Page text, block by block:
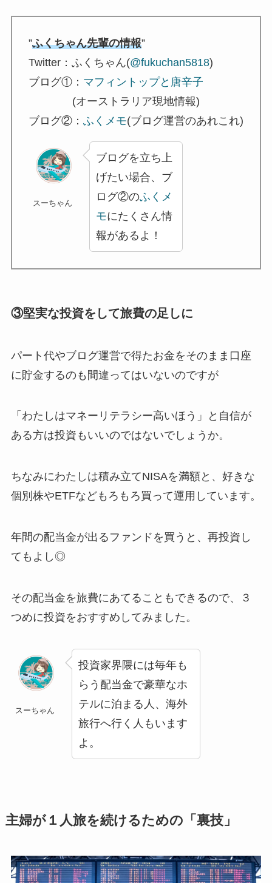
”ふくちゃん先輩の情報”
Twitter：ふくちゃん(@fukuchan5818)
ブログ①： マフィントップと唐辛子
(オーストラリア現地情報)
ブログ②： ふくメモ(ブログ運営のあれこれ)
スーちゃん
ブログを立ち上
げたい場合、ブ
ログ②のふくメ
モにたくさん情
報があるよ！
③堅実な投資をして旅費の足しに
パート代やブログ運営で得たお金をそのまま口座
に貯金するのも間違ってはいないのですが
「わたしはマネーリテラシー高いほう」と自信が
ある方は投資もいいのではないでしょうか。
ちなみにわたしは積み立てNISAを満額と、好きな
個別株やETFなどもろもろ買って運用しています。
年間の配当金が出るファンドを買うと、再投資し
てもよし◎
その配当金を旅費にあてることもできるので、３
つめに投資をおすすめしてみました。
スーちゃん
投資家界隈には毎年も
らう配当金で豪華なホ
テルに泊まる人、海外
旅行へ行く人もいます
よ。
主婦が１人旅を続けるための「裏技」